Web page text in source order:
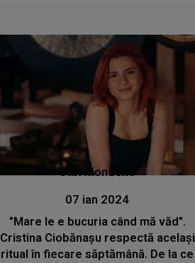
Stiri mondene
07 ian 2024
"Mare le e bucuria când mă văd".
Cristina Ciobănașu respectă același
ritual în fiecare săptămână. De la ce